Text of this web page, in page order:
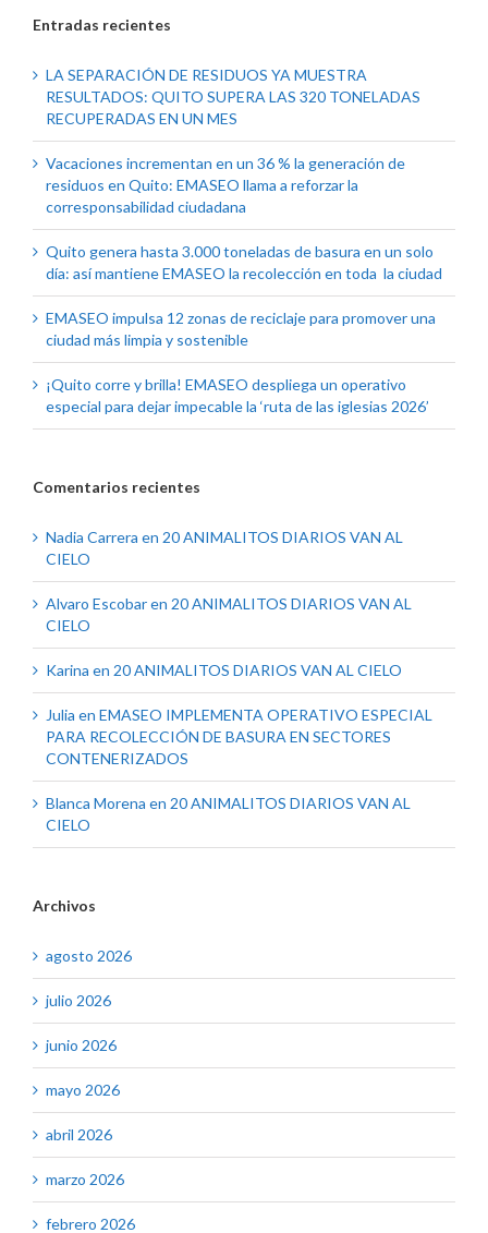
Entradas recientes
LA SEPARACIÓN DE RESIDUOS YA MUESTRA
RESULTADOS: QUITO SUPERA LAS 320 TONELADAS
RECUPERADAS EN UN MES
Vacaciones incrementan en un 36 % la generación de
residuos en Quito: EMASEO llama a reforzar la
corresponsabilidad ciudadana
Quito genera hasta 3.000 toneladas de basura en un solo
día: así mantiene EMASEO la recolección en toda la ciudad
EMASEO impulsa 12 zonas de reciclaje para promover una
ciudad más limpia y sostenible
¡Quito corre y brilla! EMASEO despliega un operativo
especial para dejar impecable la ‘ruta de las iglesias 2026’
Comentarios recientes
Nadia Carrera en 20 ANIMALITOS DIARIOS VAN AL
CIELO
Alvaro Escobaren 20 ANIMALITOS DIARIOS VAN AL
CIELO
Karina en 20 ANIMALITOS DIARIOS VAN AL CIELO
Julia en EMASEO IMPLEMENTA OPERATIVO ESPECIAL
PARA RECOLECCIÓN DE BASURA EN SECTORES
CONTENERIZADOS
Blanca Morena en 20 ANIMALITOS DIARIOS VAN AL
CIELO
Archivos
agosto 2026
julio 2026
junio 2026
mayo 2026
abril 2026
marzo 2026
febrero 2026